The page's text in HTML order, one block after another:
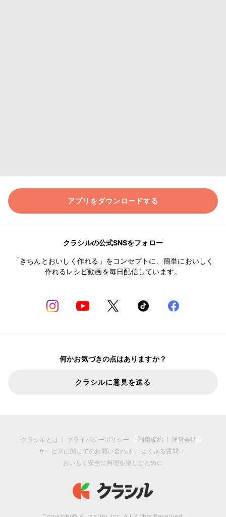
アプリをダウンロードする
クラシルの公式SNSをフォロー
「きちんとおいしく作れる」をコンセプトに、簡単においしく
作れるレシピ動画を毎日配信しています。
何かお気づきの点はありますか？
クラシルに意見を送る
クラシルとは プライバシーポリシー 利用規約
運営会社
サービスに関してのお問い合わせ
よくある質問
おいしく安全に料理を楽しむために